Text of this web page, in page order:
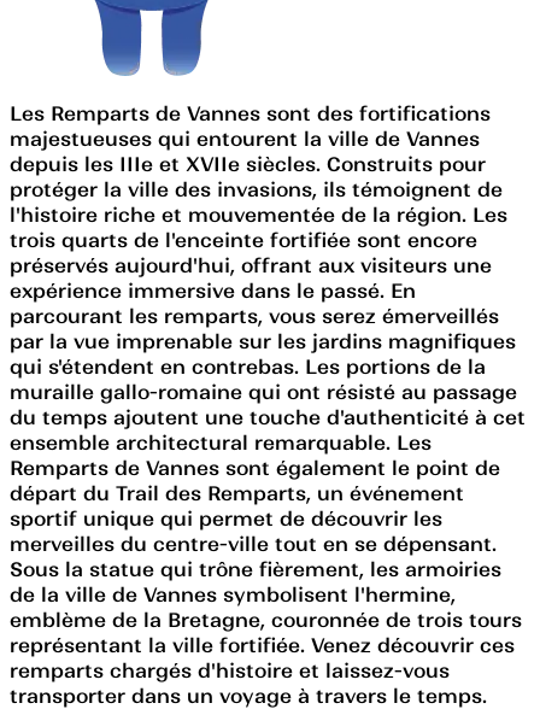
Les Remparts de Vannes sont des fortifications
majestueuses qui entourent la ville de Vannes
depuis les IIIe et XVIIe siècles. Construits pour
protéger la ville des invasions, ils témoignent de
l'histoire riche et mouvementée de la région. Les
trois quarts de l'enceinte fortifiée sont encore
préservés aujourd'hui, offrant aux visiteurs une
expérience immersive dans le passé. En
parcourant les remparts, vous serez émerveillés
par la vue imprenable sur les jardins magnifiques
qui s'étendent en contrebas. Les portions de la
muraille gallo-romaine qui ont résisté au passage
du temps ajoutent une touche d'authenticité à cet
ensemble architectural remarquable. Les
Remparts de Vannes sont également le point de
départ du Trail des Remparts, un événement
sportif unique qui permet de découvrir les
merveilles du centre-ville tout en se dépensant.
Sous la statue qui trône fièrement, les armoiries
de la ville de Vannes symbolisent l'hermine,
emblème de la Bretagne, couronnée de trois tours
représentant la ville fortifiée. Venez découvrir ces
remparts chargés d'histoire et laissez-vous
transporter dans un voyage à travers le temps.